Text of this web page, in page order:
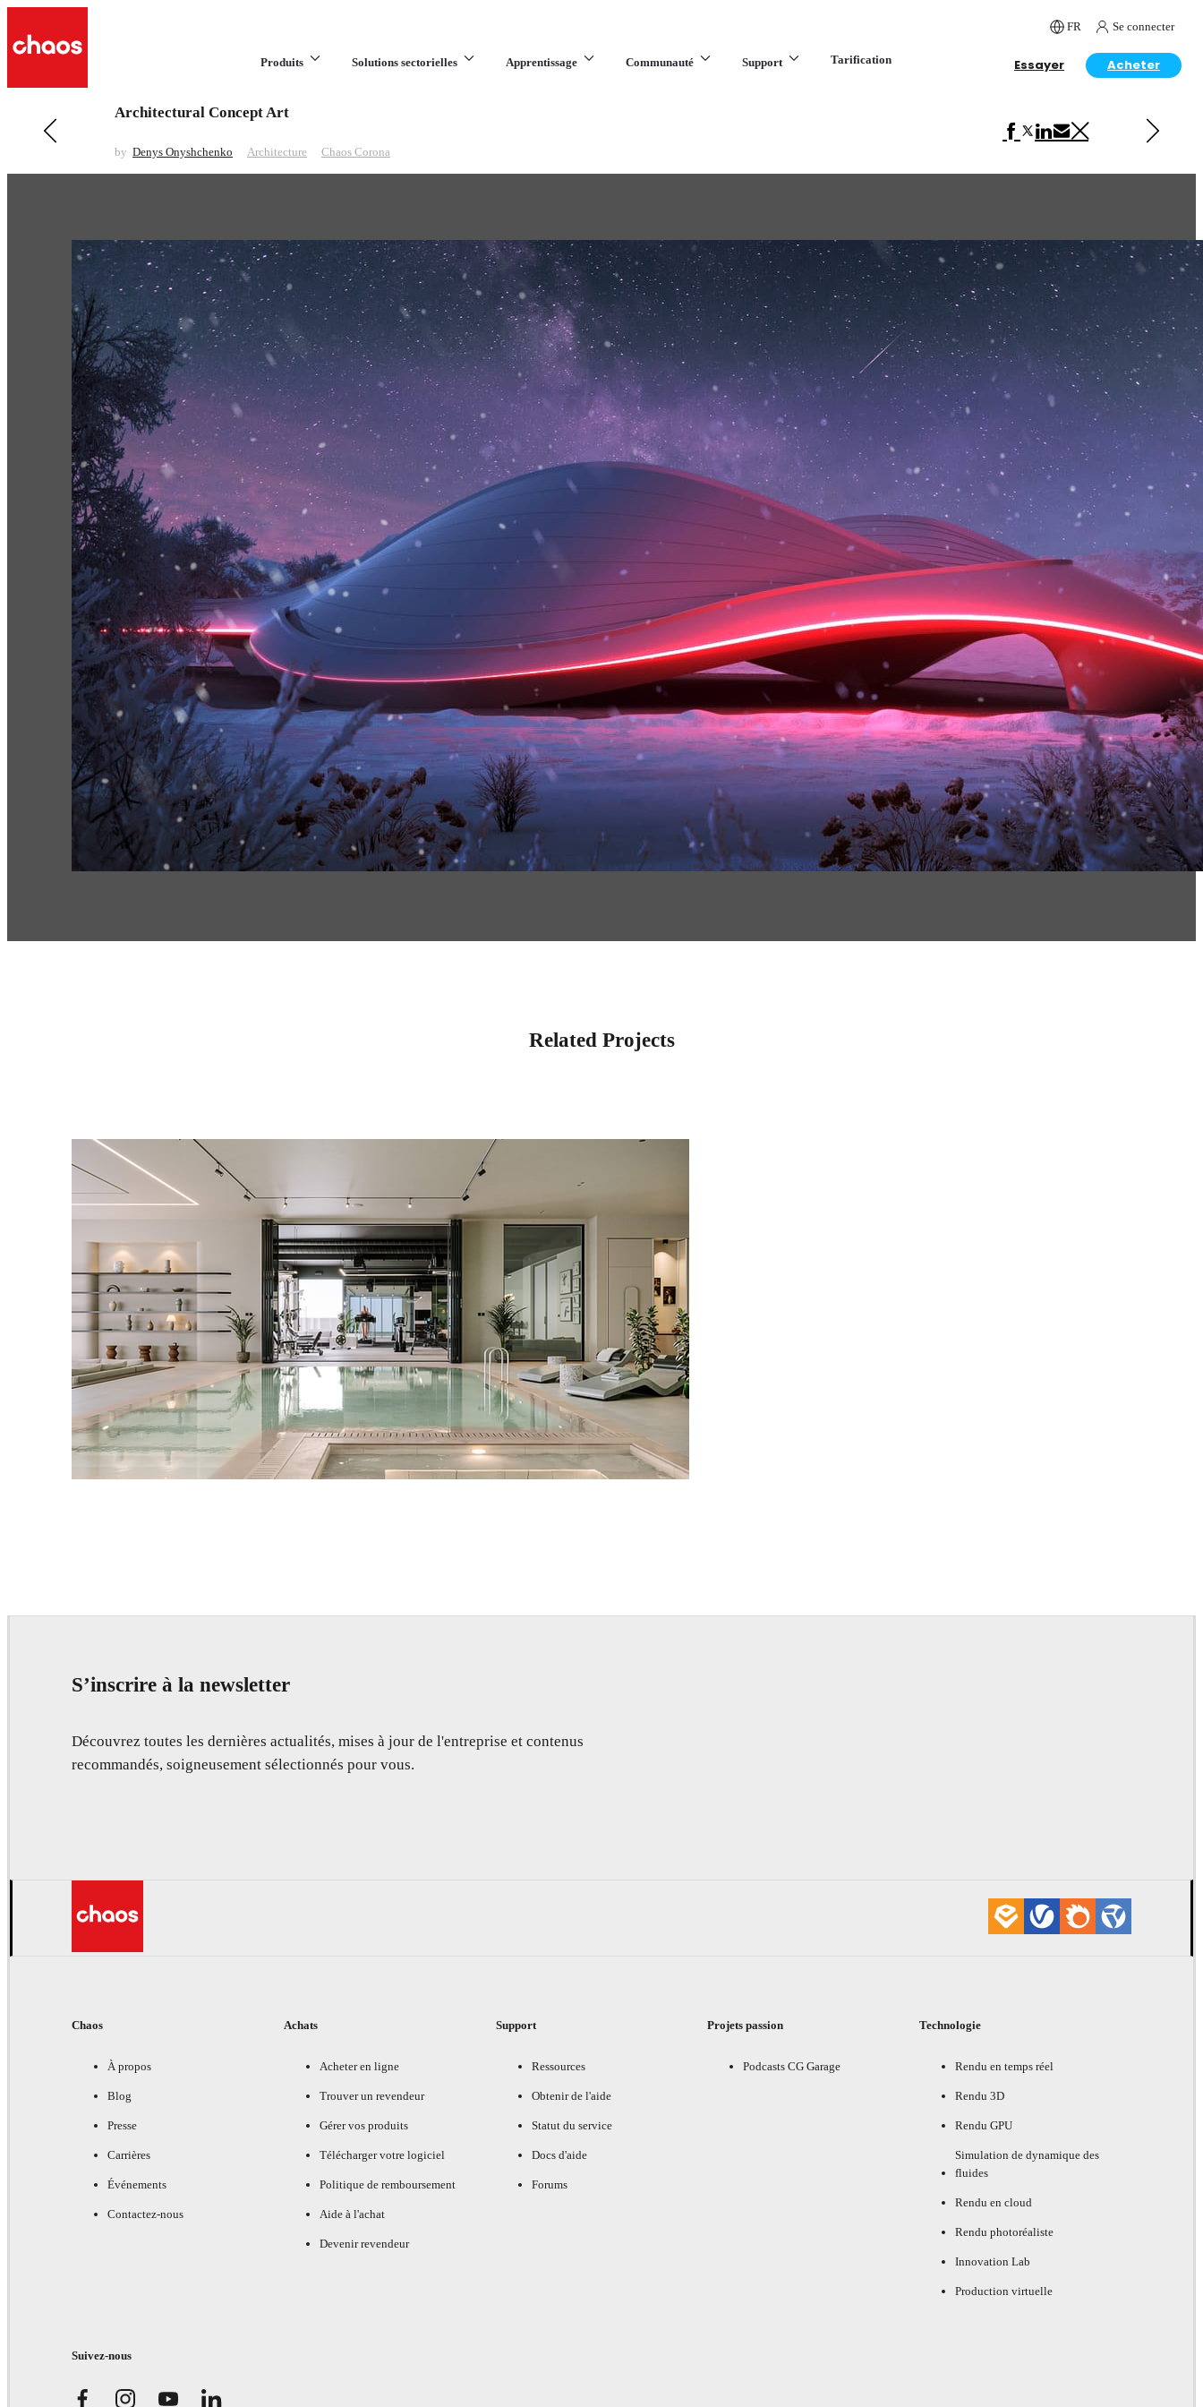
FR Se connecter
Produits Solutions sectorielles Apprentissage Communauté Support Tarification Essayer Acheter
Previous in Architecture
Architectural Concept Art
by Denys Onyshchenko Architecture Chaos Corona
Reflections
Related Projects
S’inscrire à la newsletter
Découvrez toutes les dernières actualités, mises à jour de l'entreprise et contenus
recommandés, soigneusement sélectionnés pour vous.
Chaos
À propos
Blog
Presse
Carrières
Événements
Contactez-nous
Achats
Acheter en ligne
Trouver un revendeur
Gérer vos produits
Télécharger votre logiciel
Politique de remboursement
Aide à l'achat
Devenir revendeur
Support
Ressources
Obtenir de l'aide
Statut du service
Docs d'aide
Forums
Projets passion
Podcasts CG Garage
Technologie
Rendu en temps réel
Rendu 3D
Rendu GPU
Simulation de dynamique des
fluides
Rendu en cloud
Rendu photoréaliste
Innovation Lab
Production virtuelle
Suivez-nous